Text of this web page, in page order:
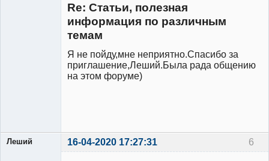
Re: Статьи, полезная
информация по различным
темам
Я не пойду,мне неприятно.Спасибо за
приглашение,Леший.Была рада общению
на этом форуме)
6
Леший 16-04-2020 17:27:31